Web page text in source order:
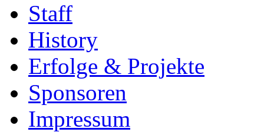
Staff
History
Erfolge & Projekte
Sponsoren
Impressum